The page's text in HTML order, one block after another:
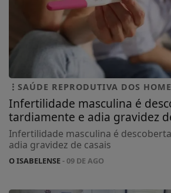
SAÚDE REPRODUTIVA DOS
Infertilidade masculina é
tardiamente e adia gravidez
Infertilidade masculina é
adia gravidez de casais
O ISABELENSE- 09 DE AGO